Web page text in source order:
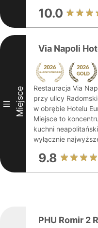
10.0
III Miejsce
Via Napoli
Restauracja Via
przy ulicy
w obrębie Hotelu
Miejsce to
kuchni
wyłącznie
9.8
PHU Romir 2